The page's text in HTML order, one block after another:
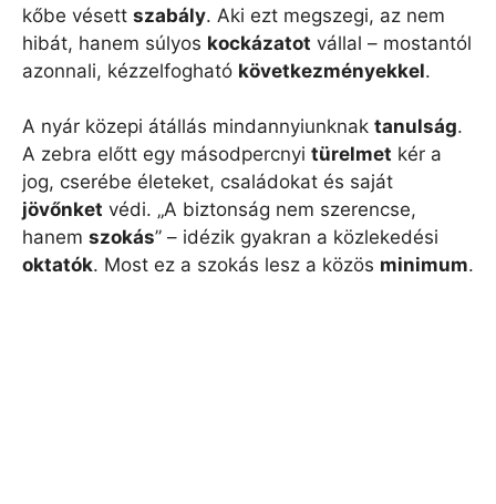
kőbe vésett szabály. Aki ezt megszegi, az nem
hibát, hanem súlyos kockázatot vállal – mostantól
azonnali, kézzelfogható következményekkel.
A nyár közepi átállás mindannyiunknak tanulság.
A zebra előtt egy másodpercnyi türelmet kér a
jog, cserébe életeket, családokat és saját
jövőnket védi. „A biztonság nem szerencse,
hanem szokás” – idézik gyakran a közlekedési
oktatók. Most ez a szokás lesz a közös minimum.